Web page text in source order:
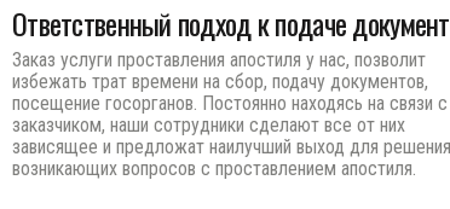
Ответственный подход к подаче
Заказ услуги проставления апостиля у нас, позволит
избежать трат времени на сбор, подачу документов,
посещение госорганов. Постоянно находясь на связи с
заказчиком, наши сотрудники сделают все от них
зависящее и предложат наилучший выход для решения
возникающих вопросов с проставлением апостиля.